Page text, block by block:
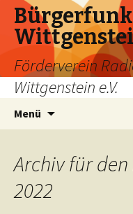
Förderverein
Wittgenstein e.V.
Menü
Archiv für
2022